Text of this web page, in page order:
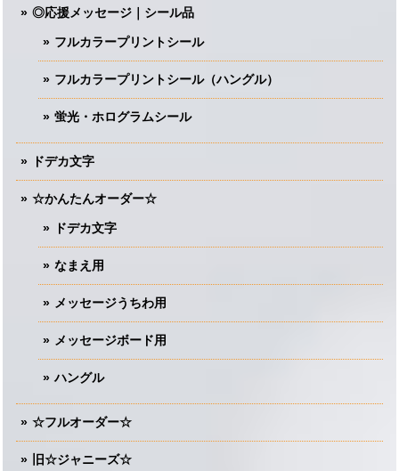
◎応援メッセージ｜シール品
フルカラープリントシール
フルカラープリントシール（ハングル）
蛍光・ホログラムシール
ドデカ文字
☆かんたんオーダー☆
ドデカ文字
なまえ用
メッセージうちわ用
メッセージボード用
ハングル
☆フルオーダー☆
旧☆ジャニーズ☆